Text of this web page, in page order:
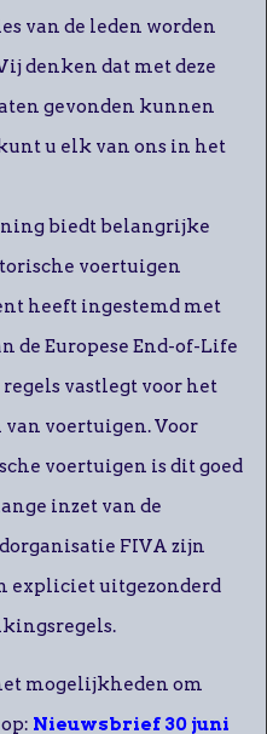
van de leden worden
denken dat met deze
gevonden kunnen
u elk van ons in het
biedt belangrijke
voertuigen
heeft ingestemd met
de Europese End-of-Life
vastlegt voor het
voertuigen. Voor
voertuigen is dit goed
inzet van de
FIVA zijn
expliciet uitgezonderd
mogelijkheden om
Nieuwsbrief 30 juni